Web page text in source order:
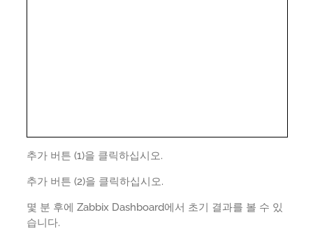
추가 버튼 (1)을 클릭하십시오.
추가 버튼 (2)을 클릭하십시오.
몇 분 후에 Zabbix Dashboard에서 초기 결과를 볼 수 있
습니다.